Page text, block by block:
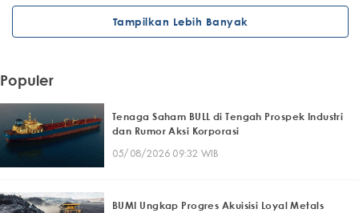
Tampilkan Lebih Banyak
Populer
Tenaga Saham BULL di Tengah Prospek Industri
dan Rumor Aksi Korporasi
05/08/2026 09:32 WIB
BUMI Ungkap Progres Akuisisi Loyal Metals